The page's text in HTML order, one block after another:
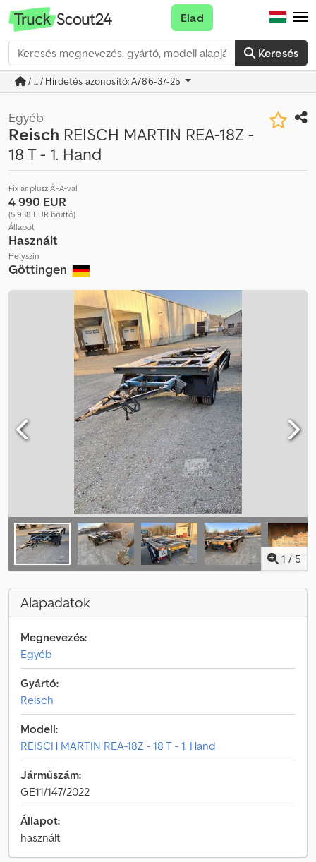
Keresés
Elad
/ ... / Hirdetés azonosító: A786-37-25
Egyéb
Reisch REISCH MARTIN REA-18Z -
18 T - 1. Hand
Fix ár plusz ÁFA-val
4 990 EUR
(5 938 EUR bruttó)
Állapot
Használt
Helyszín
Göttingen
1 / 5
Alapadatok
Megnevezés:
Egyéb
Gyártó:
Reisch
Modell:
REISCH MARTIN REA-18Z - 18 T - 1. Hand
Járműszám:
GE11/147/2022
Állapot:
használt